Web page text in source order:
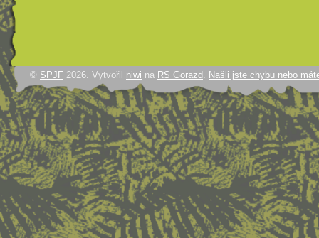
© SPJF 2026. Vytvořil niwi na RS Gorazd Našli jste chybu nebo